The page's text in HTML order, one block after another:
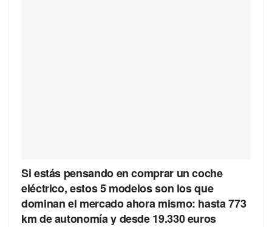
Si estás pensando en comprar un coche
eléctrico, estos 5 modelos son los que
dominan el mercado ahora mismo: hasta 773
km de autonomía y desde 19.330 euros